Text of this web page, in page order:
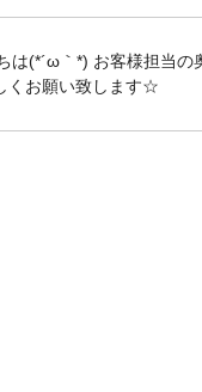
は(*´ω｀*) お客様担当
くお願い致します☆